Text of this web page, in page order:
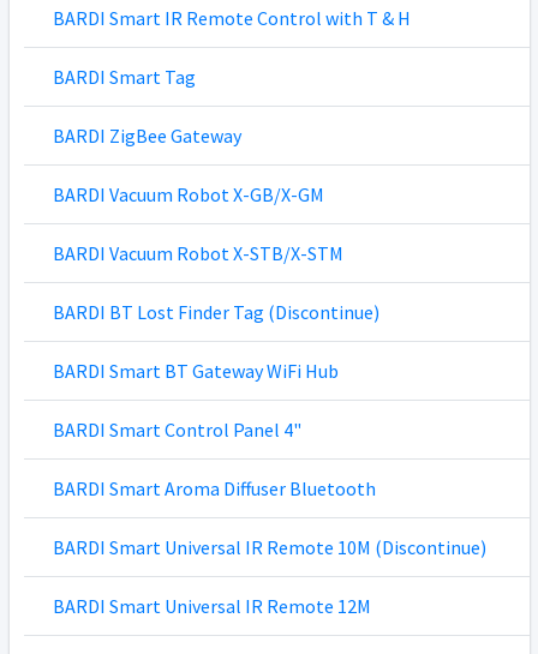
BARDI Smart IR Remote Control with T & H
BARDI Smart Tag
BARDI ZigBee Gateway
BARDI Vacuum Robot X-GB/X-GM
BARDI Vacuum Robot X-STB/X-STM
BARDI BT Lost Finder Tag (Discontinue)
BARDI Smart BT Gateway WiFi Hub
BARDI Smart Control Panel 4"
BARDI Smart Aroma Diffuser Bluetooth
BARDI Smart Universal IR Remote 10M (Discontinue)
BARDI Smart Universal IR Remote 12M